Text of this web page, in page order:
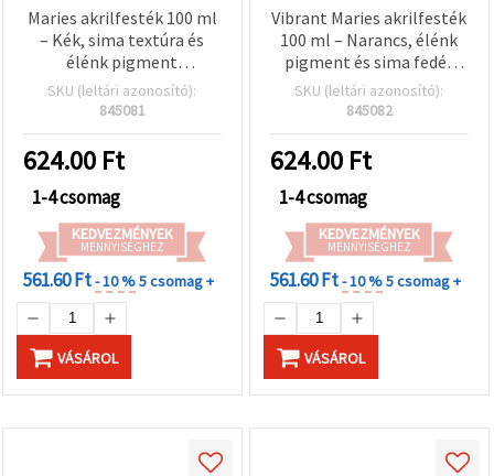
Maries akrilfesték 100 ml
– Kék, sima textúra és
élénk pigment
művészeknek, diákoknak
és kreatív festési
SKU (leltári azonosító):
845081
624.00 Ft
1-4 csomag
KEDVEZMÉNYEK
MENNYISÉGHEZ
561.60 Ft- 10 %5 csomag +
VÁSÁROL
Vibrant Maries akrilfesték
100 ml – Narancs, élénk
pigment és sima fedés
művészeknek, diákoknak
és kreatív DIY hobbi- és
SKU (leltári azonosító):
845082
624.00 Ft
1-4 csomag
KEDVEZMÉNYEK
MENNYISÉGHEZ
561.60 Ft- 10 %5 csomag +
VÁSÁROL